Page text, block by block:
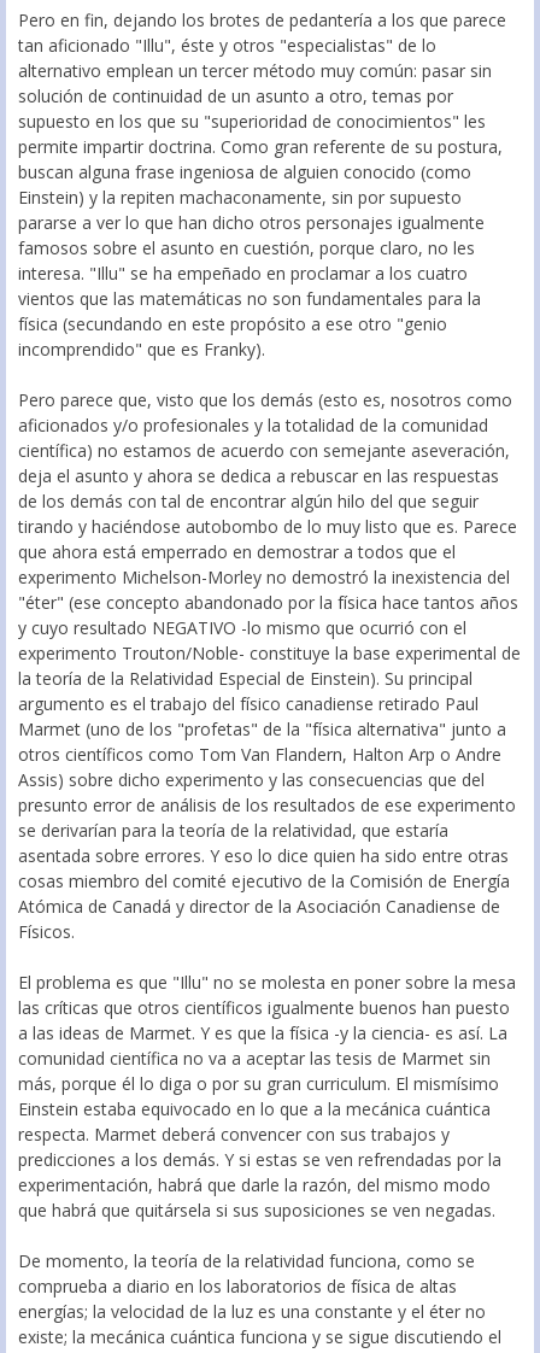
Pero en fin, dejando los brotes de pedantería a los que parece
tan aficionado "Illu", éste y otros "especialistas" de lo
alternativo emplean un tercer método muy común: pasar sin
solución de continuidad de un asunto a otro, temas por
supuesto en los que su "superioridad de conocimientos" les
permite impartir doctrina. Como gran referente de su postura,
buscan alguna frase ingeniosa de alguien conocido (como
Einstein) y la repiten machaconamente, sin por supuesto
pararse a ver lo que han dicho otros personajes igualmente
famosos sobre el asunto en cuestión, porque claro, no les
interesa. "Illu" se ha empeñado en proclamar a los cuatro
vientos que las matemáticas no son fundamentales para la
física (secundando en este propósito a ese otro "genio
incomprendido" que es Franky).
Pero parece que, visto que los demás (esto es, nosotros como
aficionados y/o profesionales y la totalidad de la comunidad
científica) no estamos de acuerdo con semejante aseveración,
deja el asunto y ahora se dedica a rebuscar en las respuestas
de los demás con tal de encontrar algún hilo del que seguir
tirando y haciéndose autobombo de lo muy listo que es. Parece
que ahora está emperrado en demostrar a todos que el
experimento Michelson-Morley no demostró la inexistencia del
"éter" (ese concepto abandonado por la física hace tantos años
y cuyo resultado NEGATIVO -lo mismo que ocurrió con el
experimento Trouton/Noble- constituye la base experimental de
la teoría de la Relatividad Especial de Einstein). Su principal
argumento es el trabajo del físico canadiense retirado Paul
Marmet (uno de los "profetas" de la "física alternativa" junto a
otros científicos como Tom Van Flandern, Halton Arp o Andre
Assis) sobre dicho experimento y las consecuencias que del
presunto error de análisis de los resultados de ese experimento
se derivarían para la teoría de la relatividad, que estaría
asentada sobre errores. Y eso lo dice quien ha sido entre otras
cosas miembro del comité ejecutivo de la Comisión de Energía
Atómica de Canadá y director de la Asociación Canadiense de
Físicos.
El problema es que "Illu" no se molesta en poner sobre la mesa
las críticas que otros científicos igualmente buenos han puesto
a las ideas de Marmet. Y es que la física -y la ciencia- es así. La
comunidad científica no va a aceptar las tesis de Marmet sin
más, porque él lo diga o por su gran curriculum. El mismísimo
Einstein estaba equivocado en lo que a la mecánica cuántica
respecta. Marmet deberá convencer con sus trabajos y
predicciones a los demás. Y si estas se ven refrendadas por la
experimentación, habrá que darle la razón, del mismo modo
que habrá que quitársela si sus suposiciones se ven negadas.
De momento, la teoría de la relatividad funciona, como se
comprueba a diario en los laboratorios de física de altas
energías; la velocidad de la luz es una constante y el éter no
existe; la mecánica cuántica funciona y se sigue discutiendo el